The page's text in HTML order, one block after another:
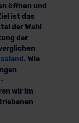
öffnen und
ist das
der Wahl
der
. Wie
wir im